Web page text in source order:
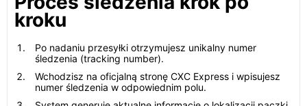
kroku
Po nadaniu przesyłki otrzymujesz unikalny numer
śledzenia (tracking number).
Wchodzisz na oficjalną stronę CXC Express i wpisujesz
numer śledzenia w odpowiednim polu.